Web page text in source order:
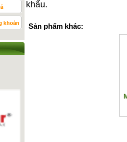
khẩu.
Sản phẩm khác: